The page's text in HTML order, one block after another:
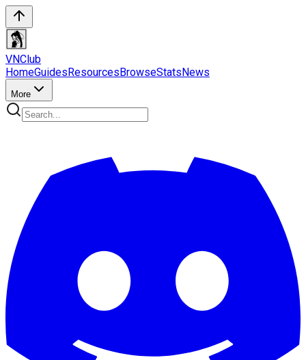
VNClub
HomeGuidesResourcesBrowseStatsNews
More